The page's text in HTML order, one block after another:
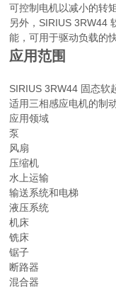
可控制电机以减小的转
另外，SIRIUS 3RW44
能，可用于驱动负载的
应用范围
SIRIUS 3RW44 固态软
适用三相感应电机的制动
应用领域
泵
风扇
压缩机
水上运输
输送系统和电梯
液压系统
机床
铣床
锯子
断路器
混合器